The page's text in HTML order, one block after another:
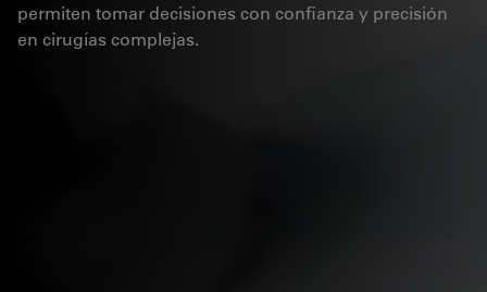
permiten tomar decisiones con confianza y precisión
en cirugías complejas.